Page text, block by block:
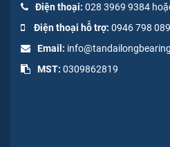
Điện thoại: 028 3969 9384
Điện thoại hỗ trợ: 0946 798 089
Email:
MST: 0309862819